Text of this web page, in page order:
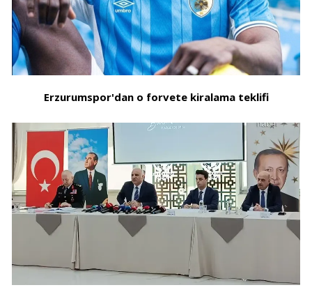
Erzurumspor'dan o forvete kiralama teklifi